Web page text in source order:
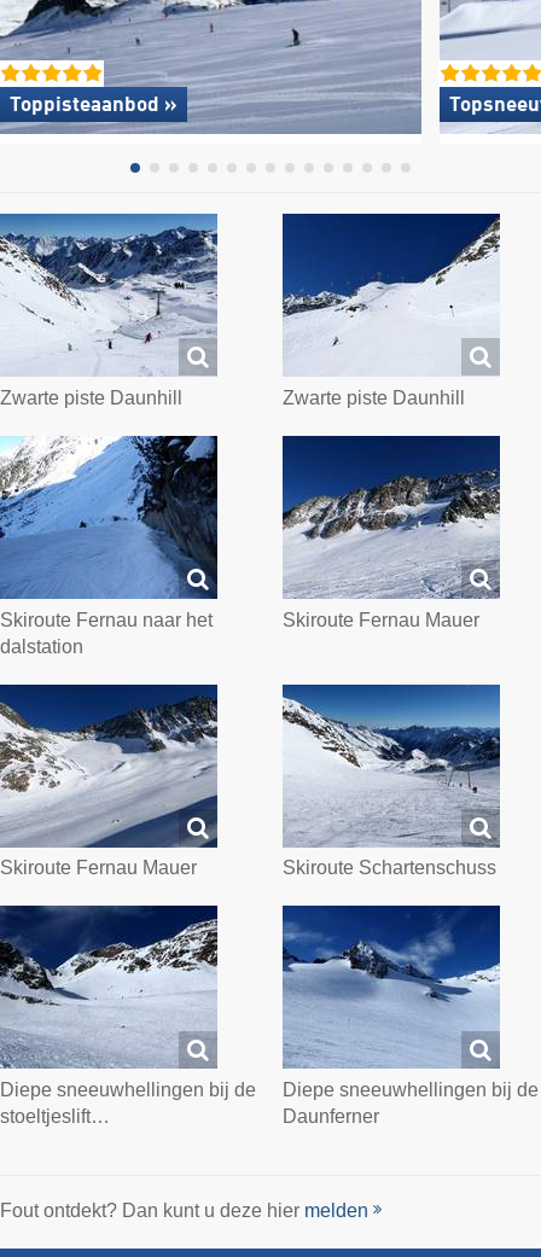
Toppisteaanbod »
Zwarte piste Daunhill Zwarte piste Daunhill
Skiroute Fernau naar het
dalstation
Skiroute Fernau Mauer
Skiroute Fernau Mauer Skiroute Schartenschuss
Diepe sneeuwhellingen bij de
stoeltjeslift…
Diepe sneeuwhellingen bij de
Daunferner
Fout ontdekt? Dan kunt u deze hier melden